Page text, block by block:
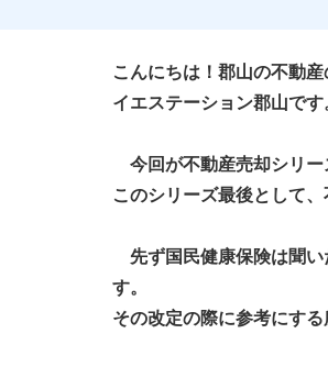
こんにちは！郡山の不動産
イエステーション郡山です
今回が不動産売却シリー
このシリーズ最後として
先ず国民健康保険は聞い
す。
その改定の際に参考にす